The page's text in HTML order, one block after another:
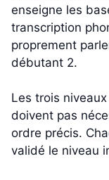
enseigne les
transcription
proprement
débutant 2.
Les trois
doivent pas
ordre précis.
validé le niveau